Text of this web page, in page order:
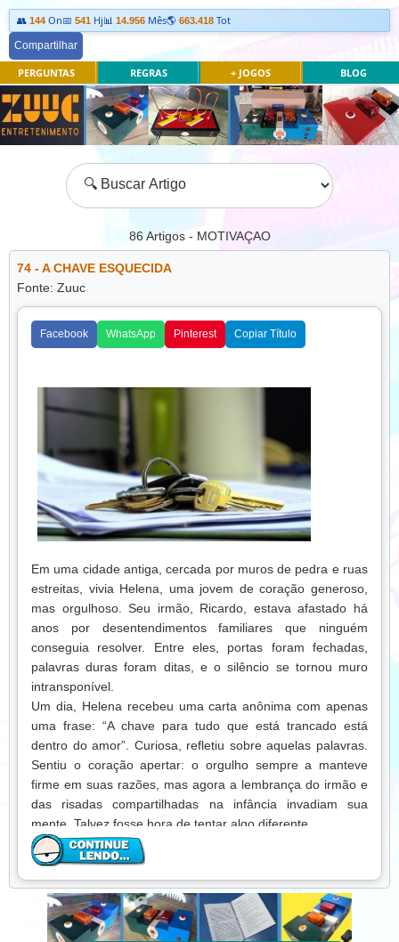
👥 144 On📅 541 Hj📊 14.956 Mês🌎 663.418 Tot
Compartilhar
PERGUNTAS REGRAS + JOGOS BLOG
86 Artigos - MOTIVAÇAO
74 - A CHAVE ESQUECIDA
Fonte: Zuuc
Facebook WhatsApp Pinterest Copiar Título
Em uma cidade antiga, cercada por muros de pedra e ruas
estreitas, vivia Helena, uma jovem de coração generoso,
mas orgulhoso. Seu irmão, Ricardo, estava afastado há
anos por desentendimentos familiares que ninguém
conseguia resolver. Entre eles, portas foram fechadas,
palavras duras foram ditas, e o silêncio se tornou muro
intransponível.
Um dia, Helena recebeu uma carta anônima com apenas
uma frase: “A chave para tudo que está trancado está
dentro do amor”. Curiosa, refletiu sobre aquelas palavras.
Sentiu o coração apertar: o orgulho sempre a manteve
firme em suas razões, mas agora a lembrança do irmão e
das risadas compartilhadas na infância invadiam sua
mente. Talvez fosse hora de tentar algo diferente.
Ela procurou Ricardo, que morava em uma casa simples
haviam apagado o afeto que sempre sentira, embora o
orgulho ainda segurasse suas palavras. Respirou fundo e
disse: — Ricardo, sei que houve mágoas, mas quero tentar